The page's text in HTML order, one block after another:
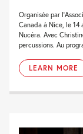
Organisée par
Canada à Nice, le
Nucéra. Avec
percussions. Au
LEARN MORE